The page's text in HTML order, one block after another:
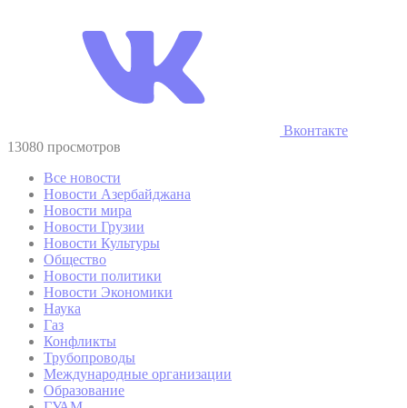
Вконтакте
13080 просмотров
Все новости
Новости Азербайджана
Новости мира
Новости Грузии
Новости Культуры
Общество
Новости политики
Новости Экономики
Наука
Газ
Конфликты
Трубопроводы
Международные организации
Образование